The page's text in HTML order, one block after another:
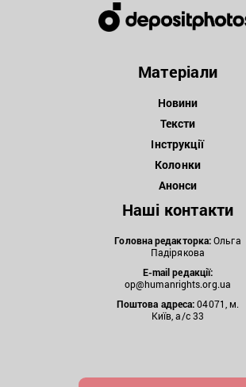
Матеріали
Новини
Тексти
Інструкції
Колонки
Анонси
Наші контакти
Головна редакторка:Ольга
Падірякова
E-mail редакції:
op@humanrights.org.ua
Поштова адреса:04071, м.
Київ, а/с 33